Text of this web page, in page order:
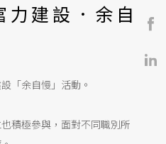
力建設．余自
「余自慢」活動。
積極參與，面對不同職別所